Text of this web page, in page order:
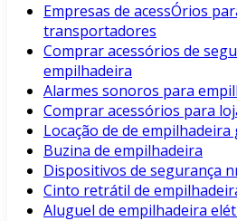
Empresas de acessÓrios
transportadores
Comprar acessórios de
empilhadeira
Alarmes sonoros para
Comprar acessórios para
Locação de de empilhadeira
Buzina de empilhadeira
Dispositivos de segurança
Cinto retrátil de
Aluguel de empilhadeira